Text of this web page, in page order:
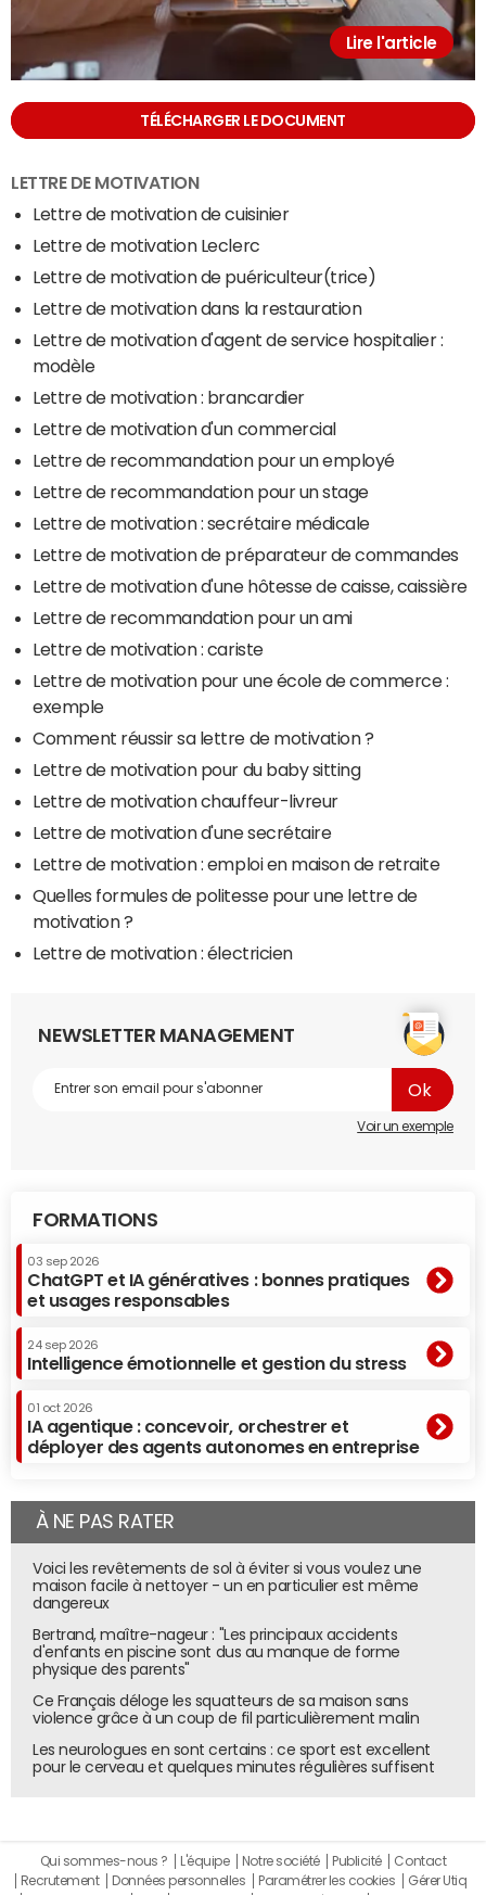
Lire l'article
TÉLÉCHARGER LE DOCUMENT
LETTRE DE MOTIVATION
Lettre de motivation de cuisinier
Lettre de motivation Leclerc
Lettre de motivation de puériculteur(trice)
Lettre de motivation dans la restauration
Lettre de motivation d'agent de service hospitalier :
modèle
Lettre de motivation : brancardier
Lettre de motivation d'un commercial
Lettre de recommandation pour un employé
Lettre de recommandation pour un stage
Lettre de motivation : secrétaire médicale
Lettre de motivation de préparateur de commandes
Lettre de motivation d'une hôtesse de caisse, caissière
Lettre de recommandation pour un ami
Lettre de motivation : cariste
Lettre de motivation pour une école de commerce :
exemple
Comment réussir sa lettre de motivation ?
Lettre de motivation pour du baby sitting
Lettre de motivation chauffeur-livreur
Lettre de motivation d'une secrétaire
Lettre de motivation : emploi en maison de retraite
Quelles formules de politesse pour une lettre de
motivation ?
Lettre de motivation : électricien
NEWSLETTER MANAGEMENT
Voir un exemple
FORMATIONS
03 sep 2026
ChatGPT et IA génératives : bonnes pratiques
et usages responsables
24 sep 2026
Intelligence émotionnelle et gestion du stress
01 oct 2026
IA agentique : concevoir, orchestrer et
déployer des agents autonomes en entreprise
À NE PAS RATER
Voici les revêtements de sol à éviter si vous voulez une
maison facile à nettoyer - un en particulier est même
dangereux
Bertrand, maître-nageur : "Les principaux accidents
d'enfants en piscine sont dus au manque de forme
physique des parents"
Ce Français déloge les squatteurs de sa maison sans
violence grâce à un coup de fil particulièrement malin
Les neurologues en sont certains : ce sport est excellent
pour le cerveau et quelques minutes régulières suffisent
Qui sommes-nous ? L'équipe Notre société Publicité
Contact
Recrutement
Données personnelles Paramétrer les cookies
Gérer Utiq